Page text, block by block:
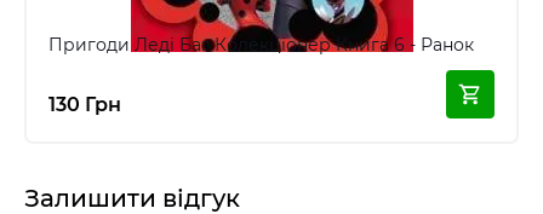
Пригоди Леді Баг Колекціонер Книга 6 - Ранок
130 Грн
Залишити відгук